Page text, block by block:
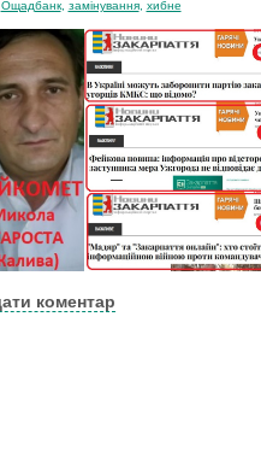
Ощадбанк, замінування, хибне
коментар